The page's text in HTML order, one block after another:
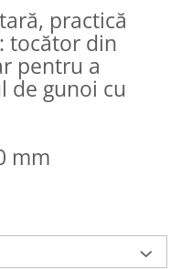
practică
tocător din
pentru a
de gunoi cu
mm